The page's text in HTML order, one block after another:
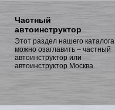
Частный
автоинструктор
Этот раздел нашего каталога
можно озаглавить – частный
автоинструктор или
автоинструктор Москва.